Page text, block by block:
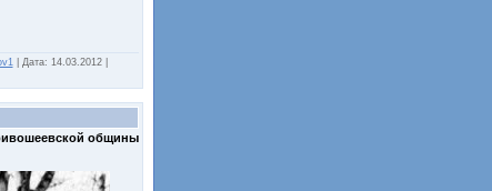
Дата: 14.03.2012
общины